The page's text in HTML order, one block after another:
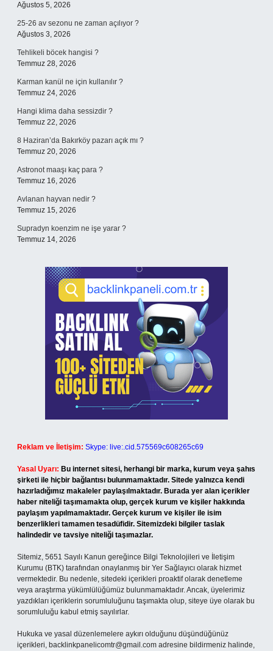
Ağustos 5, 2026
25-26 av sezonu ne zaman açılıyor ?
Ağustos 3, 2026
Tehlikeli böcek hangisi ?
Temmuz 28, 2026
Karman kanül ne için kullanılır ?
Temmuz 24, 2026
Hangi klima daha sessizdir ?
Temmuz 22, 2026
8 Haziran’da Bakırköy pazarı açık mı ?
Temmuz 20, 2026
Astronot maaşı kaç para ?
Temmuz 16, 2026
Avlanan hayvan nedir ?
Temmuz 15, 2026
Supradyn koenzim ne işe yarar ?
Temmuz 14, 2026
Reklam ve İletişim: Skype: live:.cid.575569c608265c69
Yasal Uyarı: Bu internet sitesi, herhangi bir marka, kurum veya şahıs
şirketi ile hiçbir bağlantısı bulunmamaktadır. Sitede yalnızca kendi
hazırladığımız makaleler paylaşılmaktadır. Burada yer alan içerikler
haber niteliği taşımamakta olup, gerçek kurum ve kişiler hakkında
paylaşım yapılmamaktadır. Gerçek kurum ve kişiler ile isim
benzerlikleri tamamen tesadüfidir. Sitemizdeki bilgiler taslak
halindedir ve tavsiye niteliği taşımazlar.
Sitemiz, 5651 Sayılı Kanun gereğince Bilgi Teknolojileri ve İletişim
Kurumu (BTK) tarafından onaylanmış bir Yer Sağlayıcı olarak hizmet
vermektedir. Bu nedenle, sitedeki içerikleri proaktif olarak denetleme
veya araştırma yükümlülüğümüz bulunmamaktadır. Ancak, üyelerimiz
yazdıkları içeriklerin sorumluluğunu taşımakta olup, siteye üye olarak bu
sorumluluğu kabul etmiş sayılırlar.
Hukuka ve yasal düzenlemelere aykırı olduğunu düşündüğünüz
içerikleri, backlinkpanelicomtr@gmail.com adresine bildirmeniz halinde,